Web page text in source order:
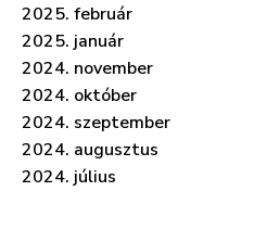
2025. február
2025. január
2024. november
2024. október
2024. szeptember
2024. augusztus
2024. július